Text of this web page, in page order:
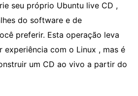
seu próprio Ubuntu live CD ,
do software e de
preferir. Esta operação leva
experiência com o Linux , mas é
um CD ao vivo a partir do